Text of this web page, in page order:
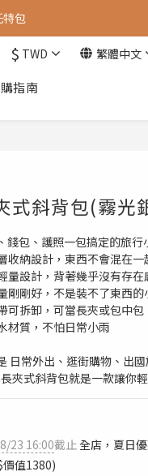
特包
$ TWD 繁體中文
指南
式斜背包(霧光
錢包、護照一包搞定的旅行
收納設計，東西不會混在一
量設計，背著幾乎沒有存在
剛剛好，不是裝不了東西的
可拆卸，可當長夾或包中包
材質，不怕日常小雨
日常外出、逛街購物、出國
夾式斜背包就是一款讓你
23 16:00截止全店，夏日
價值1380)